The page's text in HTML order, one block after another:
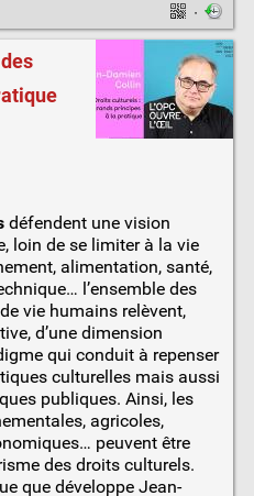
·
défendent une vision
loin de se limiter à la vie
alimentation, santé,
l’ensemble des
vie humains relèvent,
d’une dimension
qui conduit à repenser
culturelles mais aussi
publiques. Ainsi, les
agricoles,
peuvent être
des droits culturels.
que développe Jean-